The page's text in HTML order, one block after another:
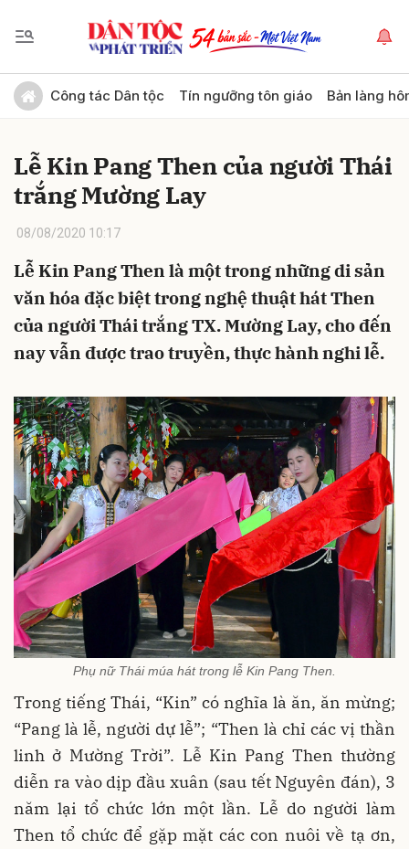
Công tác Dân tộc Tín ngưỡng tôn giáo Bản làng
Lễ Kin Pang Then của người Thái
trắng Mường Lay
08/08/2020 10:17
Lễ Kin Pang Then là một trong những di sản
văn hóa đặc biệt trong nghệ thuật hát Then
của người Thái trắng TX. Mường Lay, cho đến
nay vẫn được trao truyền, thực hành nghi lễ.
Phụ nữ Thái múa hát trong lễ Kin Pang Then.
Trong tiếng Thái, “Kin” có nghĩa là ăn, ăn mừng;
“Pang là lễ, người dự lễ”; “Then là chỉ các vị thần
linh ở Mường Trời”. Lễ Kin Pang Then thường
diễn ra vào dịp đầu xuân (sau tết Nguyên đán), 3
năm lại tổ chức lớn một lần. Lễ do người làm
Then tổ chức để gặp mặt các con nuôi về tạ ơn,
Gửi bình luận
Hủy Gửi